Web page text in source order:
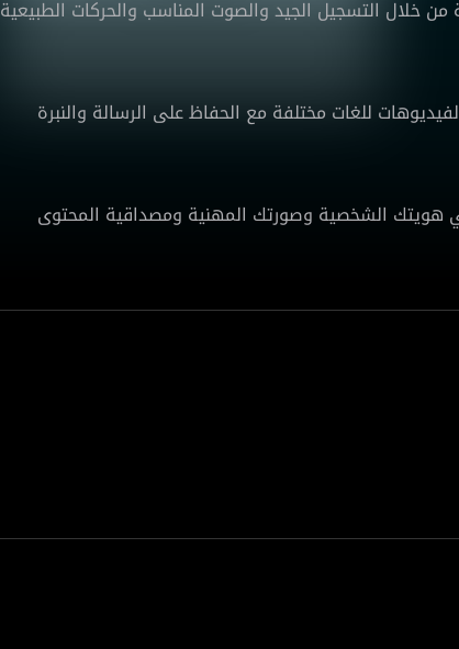
خلال التسجيل الجيد والصوت المناسب والحركات الطبيعية
للغات مختلفة مع الحفاظ على الرسالة والنبرة
هويتك الشخصية وصورتك المهنية ومصداقية المحتوى